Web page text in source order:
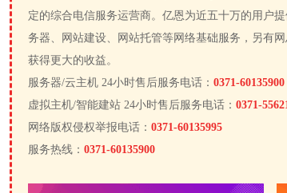
定的综合电信服务运营商。亿恩为近五十万的用户
务器、网站建设、网站托管等网络基础服务，另有
获得更大的收益。
服务器/云主机 24小时售后服务电话： 0371-60135900
虚拟主机/智能建站 24小时售后服务电话： 0371-
网络版权侵权举报电话： 0371-60135995
服务热线： 0371-60135900